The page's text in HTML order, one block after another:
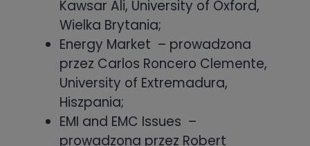
Kawsar Ali, University of Oxford,
Wielka Brytania;
Energy Market – prowadzona
przez Carlos Roncero Clemente,
University of Extremadura,
Hiszpania;
EMI and EMC Issues –
prowadzona przez Robert